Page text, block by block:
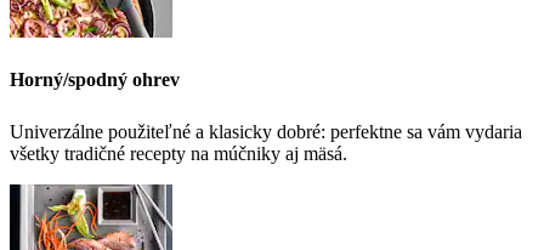
Horný/spodný ohrev
Univerzálne použiteľné a klasicky dobré: perfektne sa vám vydaria
všetky tradičné recepty na múčniky aj mäsá.